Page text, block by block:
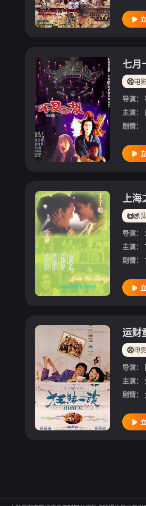
七月
电
导演：
主演：
剧情：
上海
剧
导演：
主演：
剧情：
运财
电
导演：
主演：
剧情：